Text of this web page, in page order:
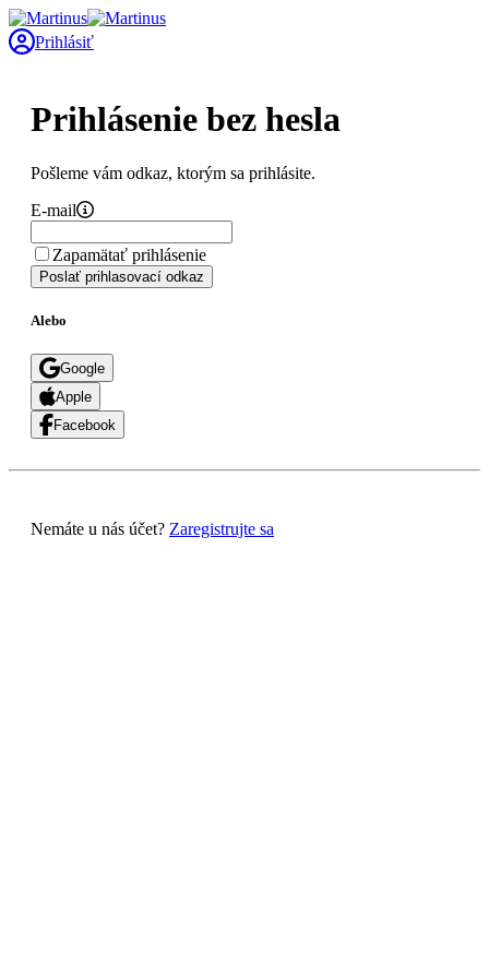
Prihlásiť
Prihlásenie bez hesla
Pošleme vám odkaz, ktorým sa prihlásite.
E-mail
Zapamätať prihlásenie
Poslať prihlasovací odkaz
Alebo
Google
Apple
Facebook
Nemáte u nás účet? Zaregistrujte sa